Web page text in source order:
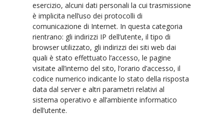
esercizio, alcuni dati personali la cui trasmissione
è implicita nell’uso dei protocolli di
comunicazione di Internet. In questa categoria
rientrano: gli indirizzi IP dell’utente, il tipo di
browser utilizzato, gli indirizzi dei siti web dai
quali è stato effettuato l’accesso, le pagine
visitate all’interno del sito, l’orario d’accesso, il
codice numerico indicante lo stato della risposta
data dal server e altri parametri relativi al
sistema operativo e all’ambiente informatico
dell’utente.